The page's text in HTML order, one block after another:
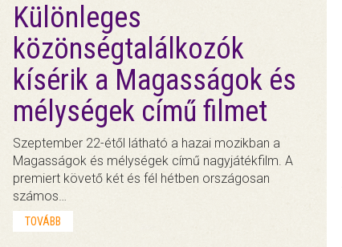
Különleges
közönségtalálkozók
kísérik a Magasságok és
mélységek című filmet
Szeptember 22-étől látható a hazai mozikban a
Magasságok és mélységek című nagyjátékfilm. A
premiert követő két és fél hétben országosan
számos…
TOVÁBB